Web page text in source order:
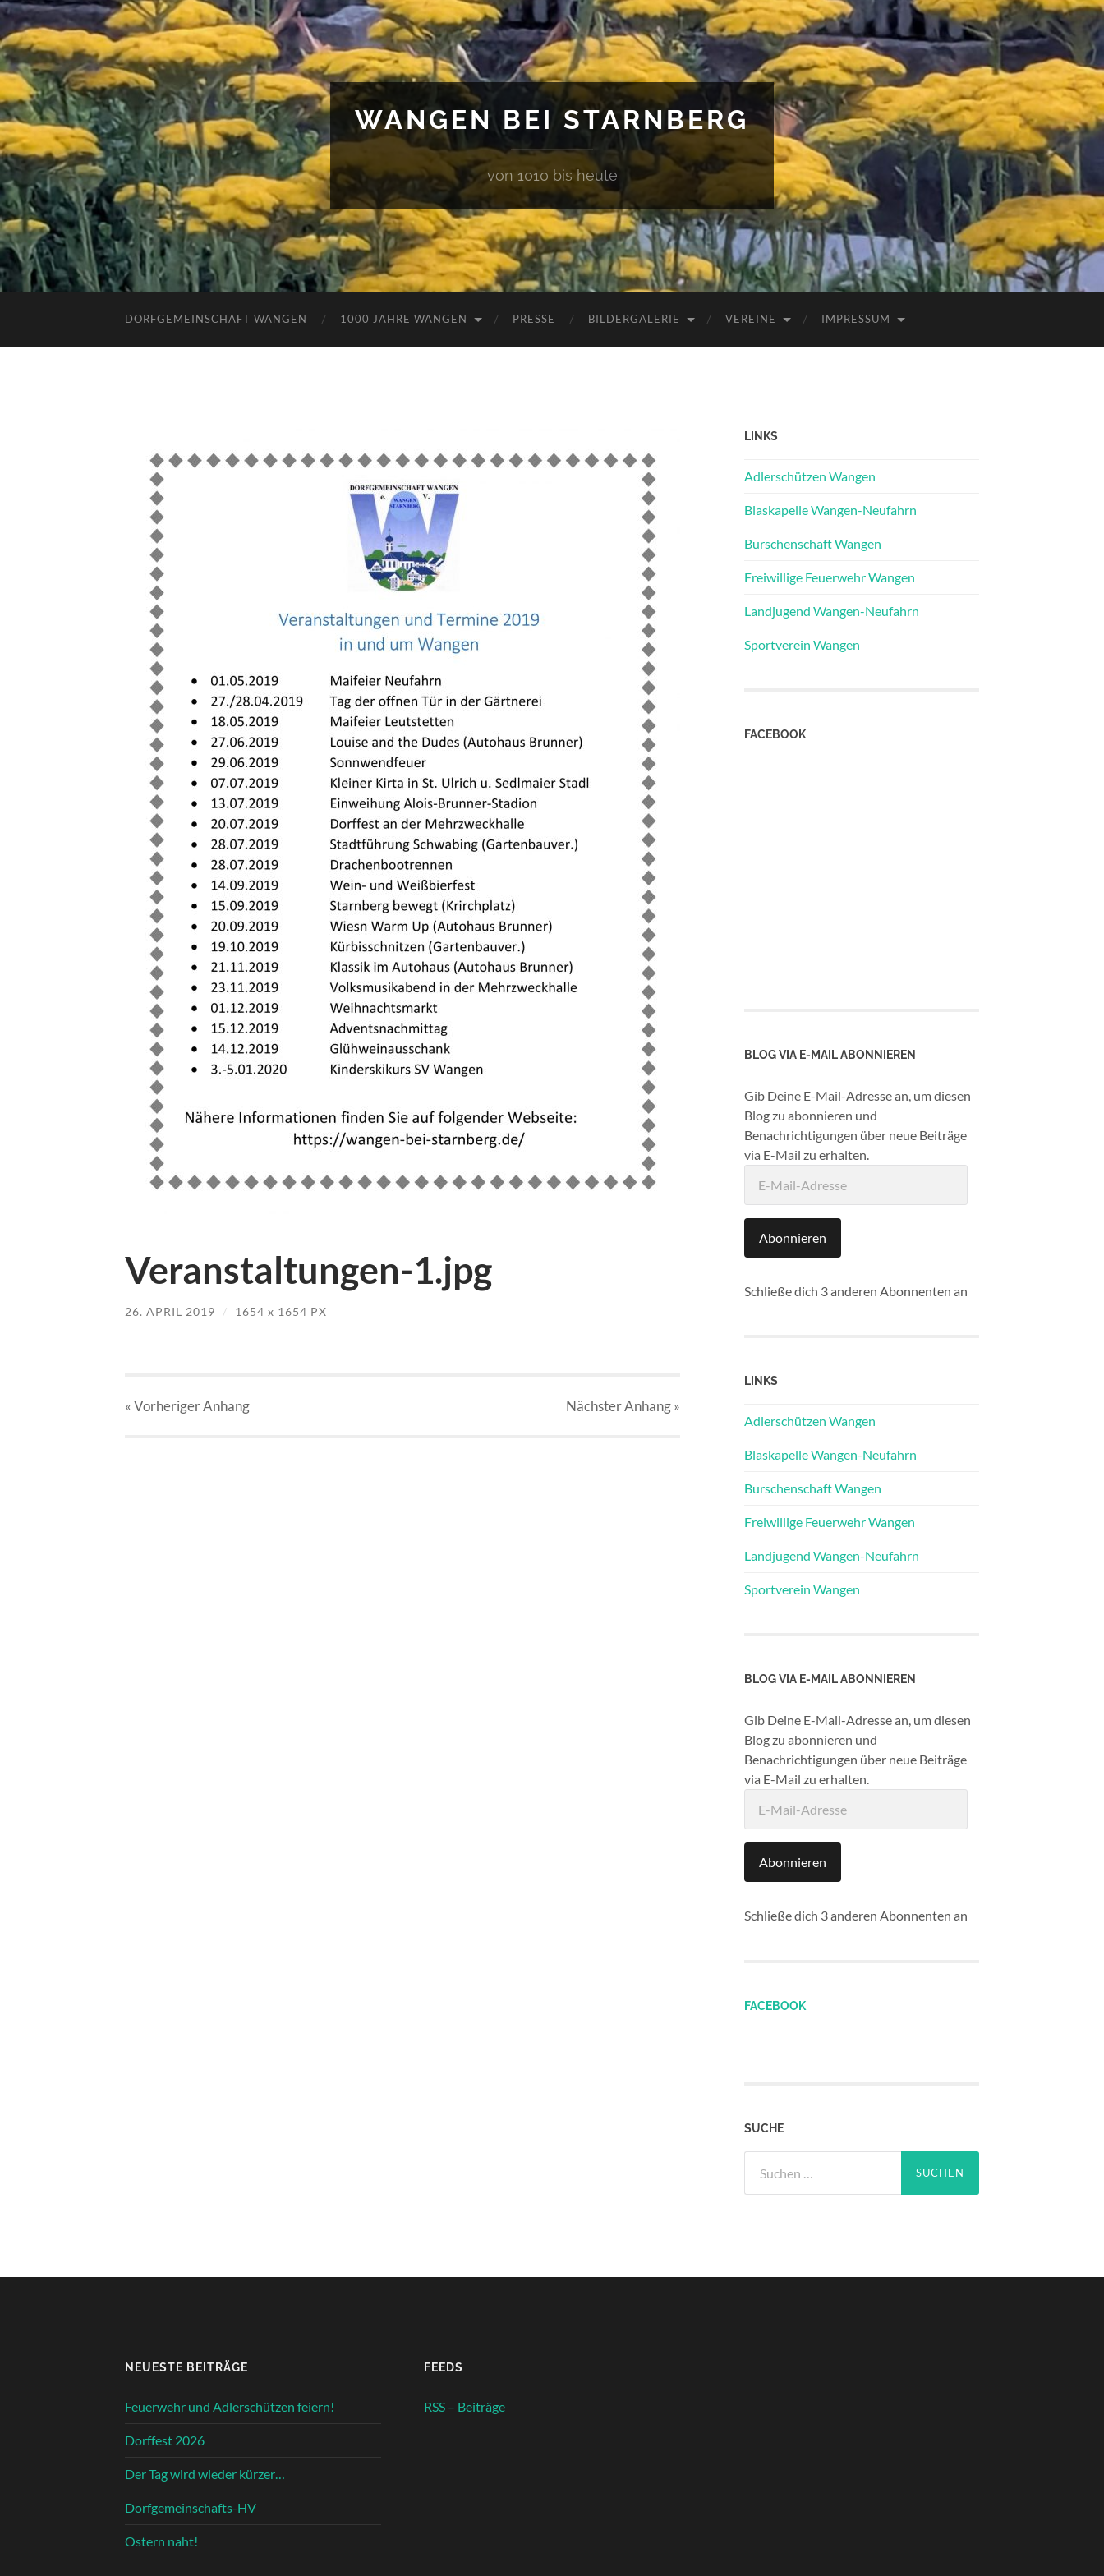
WANGEN BEI STARNBERG
von 1010 bis heute
DORFGEMEINSCHAFT WANGEN 1000 JAHRE WANGEN PRESSE BILDERGALERIE VEREINE IMPRESSUM
Veranstaltungen-1.jpg
26. APRIL 2019 / 1654 x 1654 PX
« VorherigerAnhang NächsterAnhang»
LINKS
Adlerschützen Wangen
Blaskapelle Wangen-Neufahrn
Burschenschaft Wangen
Freiwillige Feuerwehr Wangen
Landjugend Wangen-Neufahrn
Sportverein Wangen
FACEBOOK
BLOG VIA E-MAIL ABONNIEREN
Gib Deine E-Mail-Adresse an, um diesen
Blog zu abonnieren und
Benachrichtigungen über neue Beiträge
via E-Mail zu erhalten.
Mail-
Abonnieren
Schließe dich 3 anderen Abonnenten an
LINKS
Adlerschützen Wangen
Blaskapelle Wangen-Neufahrn
Burschenschaft Wangen
Freiwillige Feuerwehr Wangen
Landjugend Wangen-Neufahrn
Sportverein Wangen
BLOG VIA E-MAIL ABONNIEREN
Gib Deine E-Mail-Adresse an, um diesen
Blog zu abonnieren und
Benachrichtigungen über neue Beiträge
via E-Mail zu erhalten.
Mail-
Abonnieren
Schließe dich 3 anderen Abonnenten an
FACEBOOK
SUCHE
nach:
NEUESTE BEITRÄGE
Feuerwehr und Adlerschützen feiern!
Dorffest 2026
Der Tag wird wieder kürzer…
Dorfgemeinschafts-HV
Ostern naht!
FEEDS
RSS – Beiträge